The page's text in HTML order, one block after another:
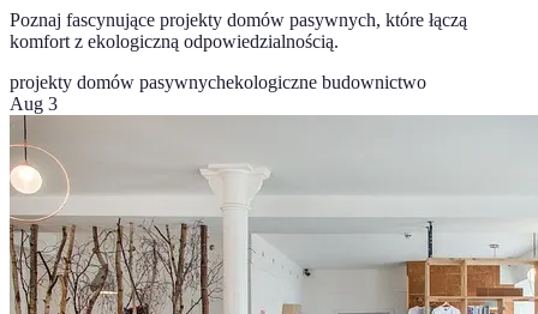
Poznaj fascynujące projekty domów pasywnych, które łączą
komfort z ekologiczną odpowiedzialnością.
projekty domów pasywnychekologiczne budownictwo
Aug 3